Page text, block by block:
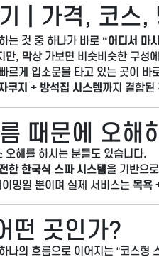
| 가격, 코스
는 것 중 하나가 바로 “어디서 마
, 막상 가보면 비슷비슷한 구성
르게 입소문을 타고 있는 곳이 바
쿠지 + 방석집 시스템까지 결합된
때문에 오해
오해를 하시는 분들도 있습니다.
한 한국식 스파 시스템을 기반으
밍일 뿐이며 실제 서비스는 목욕
떤 곳인가?
나의 흐름으로 이어지는 “코스형